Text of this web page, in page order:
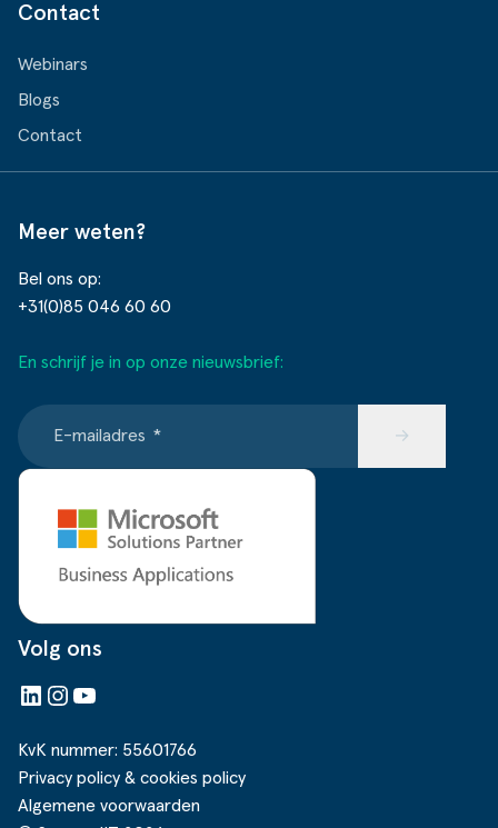
Contact
Webinars
Blogs
Contact
Meer weten?
Bel ons op:
+31(0)85 046 60 60
En schrijf je in op onze nieuwsbrief:
E-mailadres * →
Volg ons
LinkedIn
Instagram
YouTube
KvK nummer: 55601766
Privacy policy & cookies policy
Algemene voorwaarden